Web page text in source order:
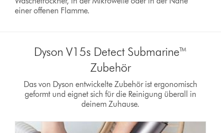
einer offenen Flamme.
Dyson V15s Detect Submarine™
Zubehör
Das von Dyson entwickelte Zubehör ist ergonomisch
geformt und eignet sich für die Reinigung überall in
deinem Zuhause.